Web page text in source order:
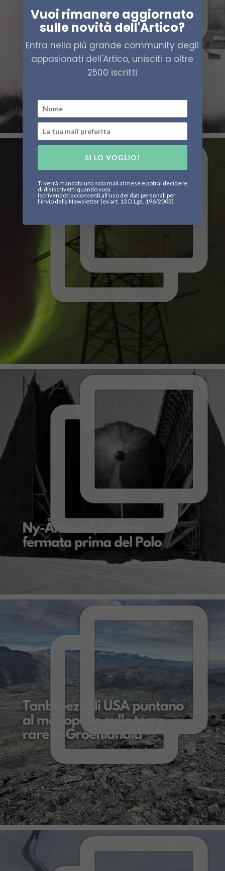
Vuoi rimanere aggiornato
sulle novità dell'Artico?
Entra nella più grande community degli
appasionati dell'Artico, unisciti a oltre
2500 iscritti
SI LO VOGLIO!
Ti verrà mandata una sola mail al mese e potrai decidere
di disiscriverti quando vuoi.
Iscrivendoti acconsenti all'uso dei dati personali per
l'invio della Newsletter (ex art. 13 D.Lgs. 196/2003)